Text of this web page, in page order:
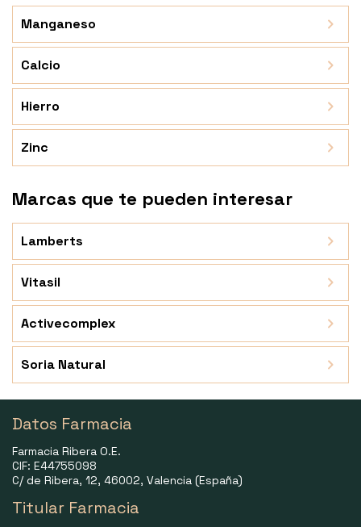
Manganeso
Calcio
Hierro
Zinc
Marcas que te pueden interesar
Lamberts
Vitasil
Activecomplex
Soria Natural
Datos Farmacia
Farmacia Ribera O.E.
CIF: E44755098
C/ de Ribera, 12, 46002, Valencia (España)
Titular Farmacia